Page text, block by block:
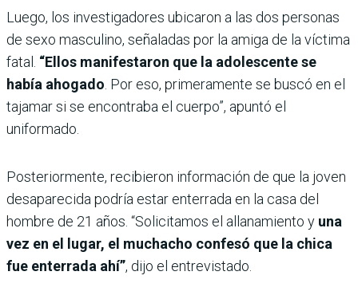
Luego, los investigadores ubicaron a las dos personas
de sexo masculino, señaladas por la amiga de la víctima
fatal. “Ellos manifestaron que la adolescente se
había ahogado . Por eso, primeramente se buscó en el
tajamar si se encontraba el cuerpo”, apuntó el
uniformado.
Posteriormente, recibieron información de que la joven
desaparecida podría estar enterrada en la casa del
hombre de 21 años. “Solicitamos el allanamiento y una
vez en el lugar, el muchacho confesó que la chica
fue enterrada ahí”, dijo el entrevistado.